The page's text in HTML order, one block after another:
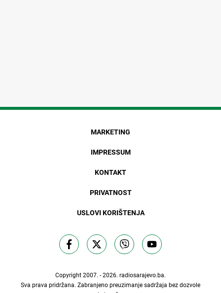
MARKETING
IMPRESSUM
KONTAKT
PRIVATNOST
USLOVI KORIŠTENJA
Copyright 2007. - 2026. radiosarajevo.ba.
Sva prava pridržana. Zabranjeno preuzimanje sadržaja bez dozvole